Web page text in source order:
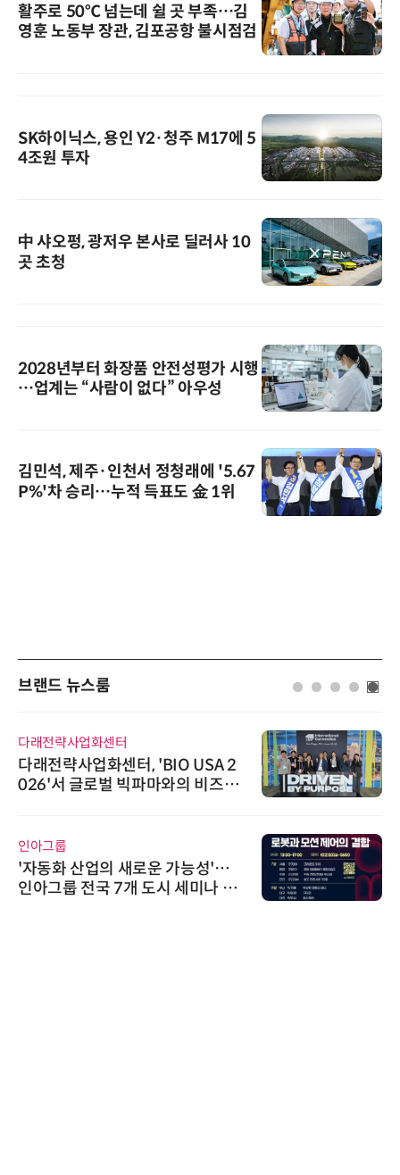
활주로 50℃ 넘는데 쉴 곳 부족…김
영훈 노동부 장관, 김포공항 불시점검
SK하이닉스, 용인 Y2·청주 M17에 5
4조원 투자
中 샤오펑, 광저우 본사로 딜러사 10
곳 초청
2028년부터 화장품 안전성평가 시행
…업계는 “사람이 없다” 아우성
김민석, 제주·인천서 정청래에 '5.67
P%'차 승리…누적 득표도 金 1위
브랜드 뉴스룸
다래전략사업화센터
다래전략사업화센터, 'BIO USA 2
026'서 글로벌 빅파마와의 비즈니
인아그룹
'자동화 산업의 새로운 가능성'…
인아그룹 전국 7개 도시 세미나 페